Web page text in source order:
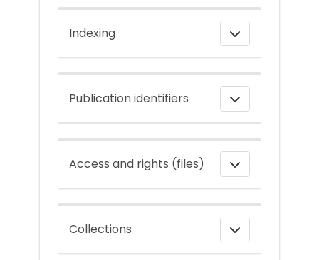
Indexing
Publication identifiers
Access and rights (files)
Collections